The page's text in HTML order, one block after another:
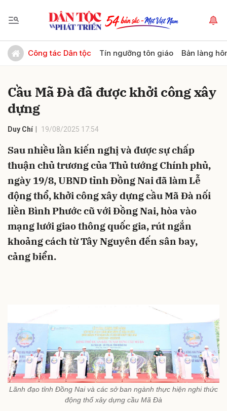
Công tác Dân tộc Tín ngưỡng tôn giáo Bản làng
Cầu Mã Đà đã được khởi công xây
dựng
Duy Chí 19/08/2025 17:54
Sau nhiều lần kiến nghị và được sự chấp
thuận chủ trương của Thủ tướng Chính phủ,
ngày 19/8, UBND tỉnh Đồng Nai đã làm Lễ
động thổ, khởi công xây dựng cầu Mã Đà nối
liền Bình Phước cũ với Đồng Nai, hòa vào
mạng lưới giao thông quốc gia, rút ngắn
khoảng cách từ Tây Nguyên đến sân bay,
cảng biển.
Lãnh đạo tỉnh Đồng Nai và các sở ban ngành thực hiện nghi thức
động thổ xây dựng cầu Mã Đà
Gửi bình luận
Hủy